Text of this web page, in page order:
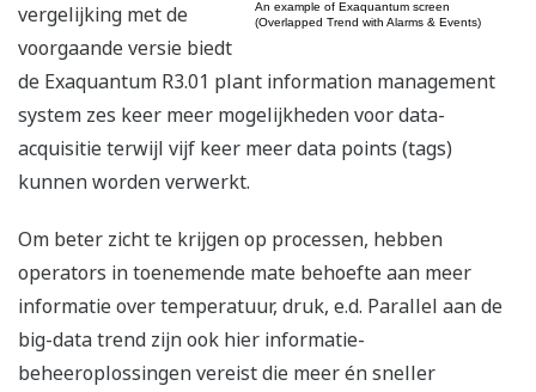
An example of Exaquantum screen
(Overlapped Trend with Alarms & Events)
vergelijking met de
voorgaande versie biedt
de Exaquantum R3.01 plant information management
system zes keer meer mogelijkheden voor data-
acquisitie terwijl vijf keer meer data points (tags)
kunnen worden verwerkt.
Om beter zicht te krijgen op processen, hebben
operators in toenemende mate behoefte aan meer
informatie over temperatuur, druk, e.d. Parallel aan de
big-data trend zijn ook hier informatie-
beheeroplossingen vereist die meer én sneller